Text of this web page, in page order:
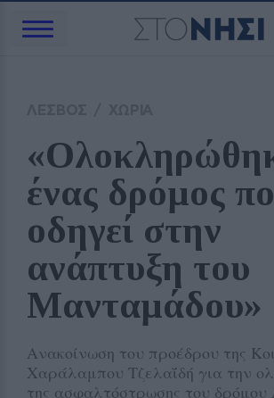
ένας δρόμος
οδηγεί στην
ανάπτυξη του
Μανταμάδου»
Ανακοίνωση του προέδρου της
Χαράλαμπου Τζελαΐδή για την
της ασφαλτόστρωσης του